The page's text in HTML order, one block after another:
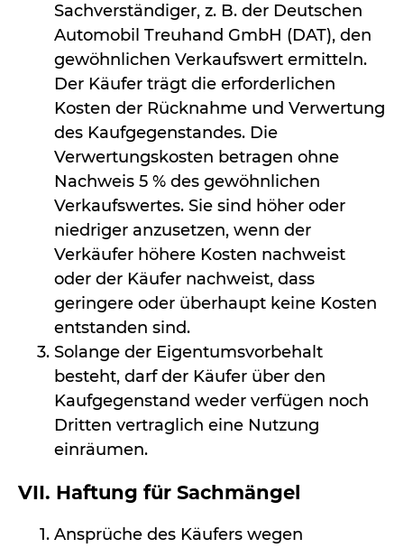
Sachverständiger, z. B. der Deutschen
Automobil Treuhand GmbH (DAT), den
gewöhnlichen Verkaufswert ermitteln.
Der Käufer trägt die erforderlichen
Kosten der Rücknahme und Verwertung
des Kaufgegenstandes. Die
Verwertungskosten betragen ohne
Nachweis 5 % des gewöhnlichen
Verkaufswertes. Sie sind höher oder
niedriger anzusetzen, wenn der
Verkäufer höhere Kosten nachweist
oder der Käufer nachweist, dass
geringere oder überhaupt keine Kosten
entstanden sind.
Solange der Eigentumsvorbehalt
besteht, darf der Käufer über den
Kaufgegenstand weder verfügen noch
Dritten vertraglich eine Nutzung
einräumen.
VII. Haftung für Sachmängel
Ansprüche des Käufers wegen